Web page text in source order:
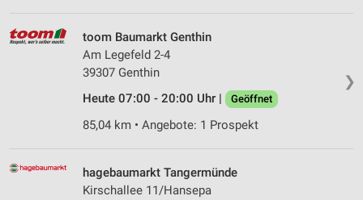
❯
toom Baumarkt Genthin
Am Legefeld 2-4
39307 Genthin
Heute 07:00 - 20:00 Uhr |
Geöffnet
85,04 km • Angebote: 1 Prospekt
hagebaumarkt Tangermünde
Kirschallee 11/Hansepa
Verwendung von Profilen zur Auswahl
personalisierter Werbung
von Inhalten
Verwendung von Profilen zur Auswahl
Messung der Werbeleistung